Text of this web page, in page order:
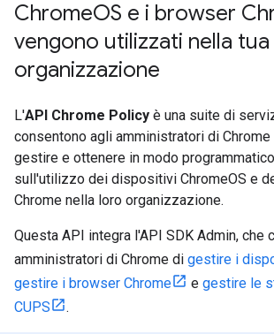
ChromeOS e i browser
vengono utilizzati nella tua
organizzazione
L'API Chrome Policy è una suite di
consentono agli amministratori di
gestire e ottenere in modo
sull'utilizzo dei dispositivi ChromeOS e
Chrome nella loro organizzazione.
Questa API integra l'API SDK Admin, che
amministratori di Chrome di gestire i
gestire i browser Chrome
e gestire le
CUPS
.